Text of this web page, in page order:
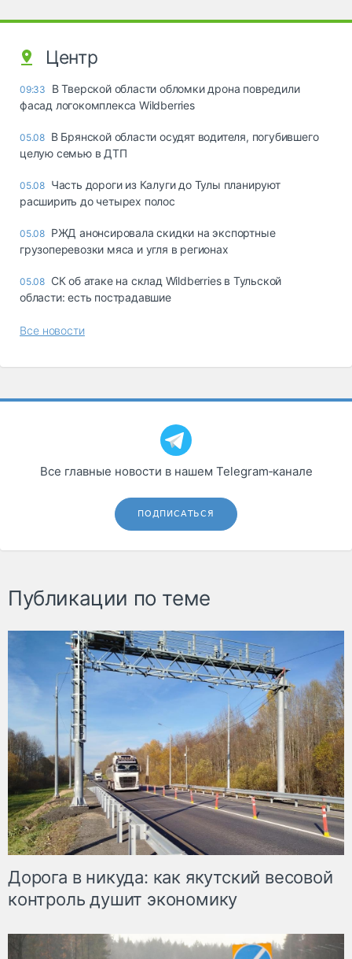
Центр
09:33
В Тверской области обломки дрона повредили
фасад логокомплекса Wildberries
05.08 В Брянской области осудят водителя, погубившего
целую семью в ДТП
05.08 Часть дороги из Калуги до Тулы планируют
расширить до четырех полос
05.08 РЖД анонсировала скидки на экспортные
грузоперевозки мяса и угля в регионах
05.08 СК об атаке на склад Wildberries в Тульской
области: есть пострадавшие
Все новости
Все главные новости в нашем Telegram‑канале
ПОДПИСАТЬСЯ
Публикации по теме
Дорога в никуда: как якутский весовой
контроль душит экономику